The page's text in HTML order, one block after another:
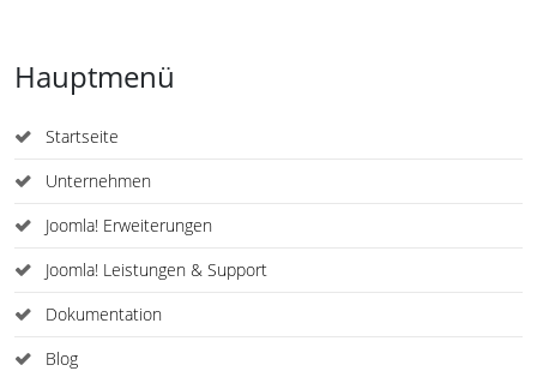
Hauptmenü
Startseite
Unternehmen
Joomla! Erweiterungen
Joomla! Leistungen & Support
Dokumentation
Blog